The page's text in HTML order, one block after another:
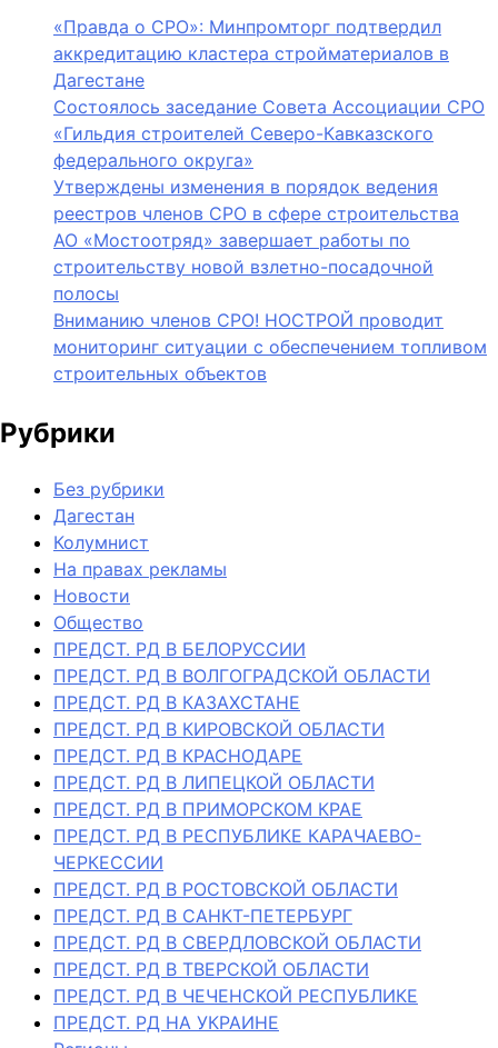
«Правда о СРО»: Минпромторг подтвердил
аккредитацию кластера стройматериалов в
Дагестане
Состоялось заседание Совета Ассоциации СРО
«Гильдия строителей Северо-Кавказского
федерального округа»
Утверждены изменения в порядок ведения
реестров членов СРО в сфере строительства
АО «Мостоотряд» завершает работы по
строительству новой взлетно-посадочной
полосы
Вниманию членов СРО! НОСТРОЙ проводит
мониторинг ситуации с обеспечением топливом
строительных объектов
Рубрики
Без рубрики
Дагестан
Колумнист
На правах рекламы
Новости
Общество
ПРЕДСТ. РД В БЕЛОРУССИИ
ПРЕДСТ. РД В ВОЛГОГРАДСКОЙ ОБЛАСТИ
ПРЕДСТ. РД В КАЗАХСТАНЕ
ПРЕДСТ. РД В КИРОВСКОЙ ОБЛАСТИ
ПРЕДСТ. РД В КРАСНОДАРЕ
ПРЕДСТ. РД В ЛИПЕЦКОЙ ОБЛАСТИ
ПРЕДСТ. РД В ПРИМОРСКОМ КРАЕ
ПРЕДСТ. РД В РЕСПУБЛИКЕ КАРАЧАЕВО-
ЧЕРКЕССИИ
ПРЕДСТ. РД В РОСТОВСКОЙ ОБЛАСТИ
ПРЕДСТ. РД В САНКТ-ПЕТЕРБУРГ
ПРЕДСТ. РД В СВЕРДЛОВСКОЙ ОБЛАСТИ
ПРЕДСТ. РД В ТВЕРСКОЙ ОБЛАСТИ
ПРЕДСТ. РД В ЧЕЧЕНСКОЙ РЕСПУБЛИКЕ
ПРЕДСТ. РД НА УКРАИНЕ